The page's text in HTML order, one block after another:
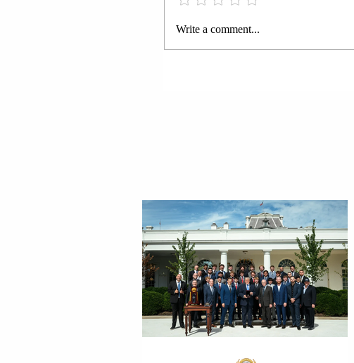
raportohet nga agjencitë ruse të
Write a comment...